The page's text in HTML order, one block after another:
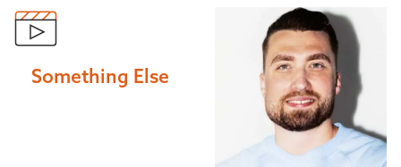
Something Else